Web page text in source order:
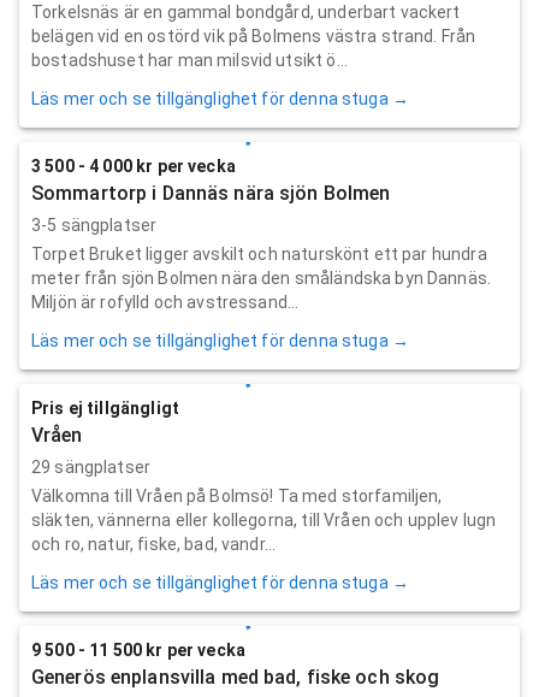
Torkelsnäs är en gammal bondgård, underbart vackert
belägen vid en ostörd vik på Bolmens västra strand. Från
bostadshuset har man milsvid utsikt ö...
Läs mer och se tillgänglighet för denna stuga →
3 500 - 4 000 kr per vecka
Sommartorp i Dannäs nära sjön Bolmen
3-5 sängplatser
Torpet Bruket ligger avskilt och naturskönt ett par hundra
meter från sjön Bolmen nära den småländska byn Dannäs.
Miljön är rofylld och avstressand...
Läs mer och se tillgänglighet för denna stuga →
Pris ej tillgängligt
Vråen
29 sängplatser
Välkomna till Vråen på Bolmsö! Ta med storfamiljen,
släkten, vännerna eller kollegorna, till Vråen och upplev lugn
och ro, natur, fiske, bad, vandr...
Läs mer och se tillgänglighet för denna stuga →
9 500 - 11 500 kr per vecka
Generös enplansvilla med bad, fiske och skog